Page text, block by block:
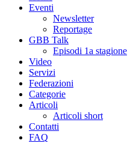
Eventi
Newsletter
Reportage
GBB Talk
Episodi 1a stagione
Video
Servizi
Federazioni
Categorie
Articoli
Articoli short
Contatti
FAQ